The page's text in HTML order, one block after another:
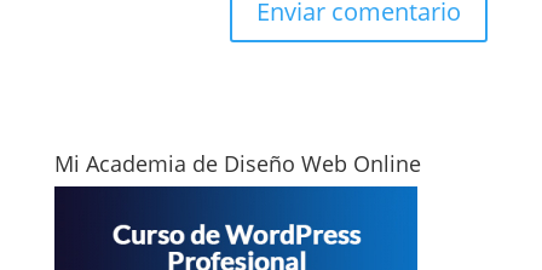
Mi Academia de Diseño Web Online